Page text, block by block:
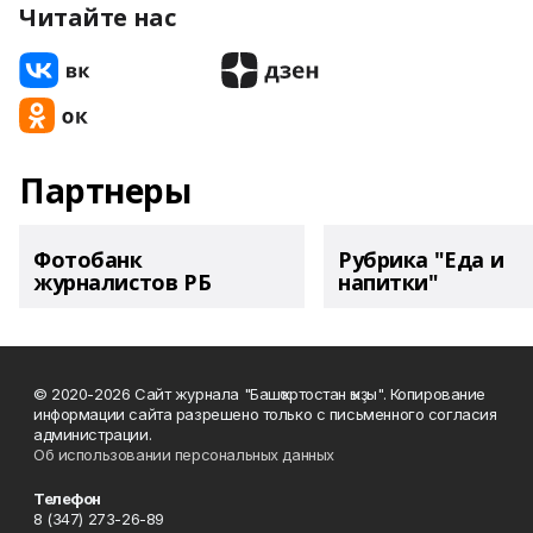
Читайте нас
Партнеры
Фотобанк
журналистов РБ
Рубрика "Еда и
напитки"
© 2020-2026 Сайт журнала "Башҡортостан ҡыҙы". Копирование
информации сайта разрешено только с письменного согласия
администрации.
Об использовании персональных данных
Телефон
8 (347) 273-26-89